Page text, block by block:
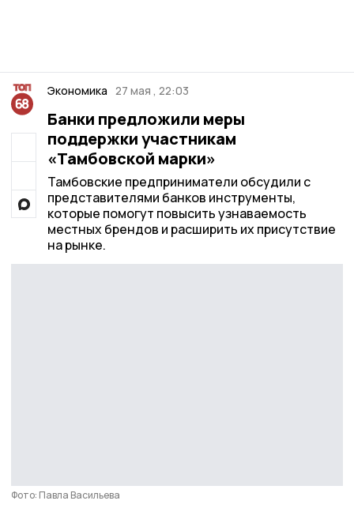
Экономика 27 мая , 22:03
Банки предложили меры
поддержки участникам
«Тамбовской марки»
Тамбовские предприниматели обсудили с
представителями банков инструменты,
которые помогут повысить узнаваемость
местных брендов и расширить их присутствие
на рынке.
Фото: Павла Васильева